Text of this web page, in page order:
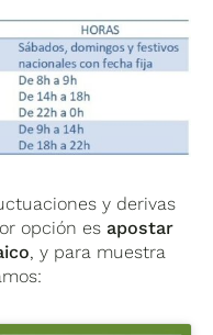
y derivas
opción es apostar
, y para muestra